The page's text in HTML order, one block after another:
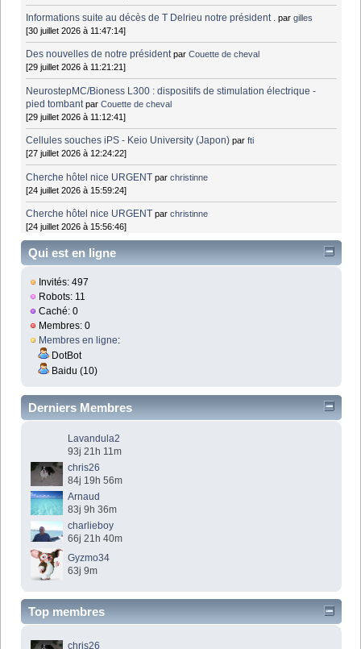
Informations suite au décès de T Delrieu notre président . pargilles
[30 juillet 2026 à 11:47:14]
Des nouvelles de notre président parCouette de cheval
[29 juillet 2026 à 11:21:21]
NeurostepMC/Bioness L300 : dispositifs de stimulation électrique -
pied tombant parCouette de cheval
[29 juillet 2026 à 11:12:41]
Cellules souches iPS - Keio University (Japon) parfti
[27 juillet 2026 à 12:24:22]
Cherche hôtel nice URGENT parchristinne
[24 juillet 2026 à 15:59:24]
Cherche hôtel nice URGENT parchristinne
[24 juillet 2026 à 15:56:46]
Qui est en ligne
Invités: 497
Robots: 11
Caché: 0
Membres: 0
Membres en ligne:
DotBot
Baidu (10)
Derniers Membres
Lavandula2
93j 21h 11m
chris26
84j 19h 56m
Arnaud
83j 9h 36m
charlieboy
66j 21h 40m
Gyzmo34
63j 9m
Top membres
chris26